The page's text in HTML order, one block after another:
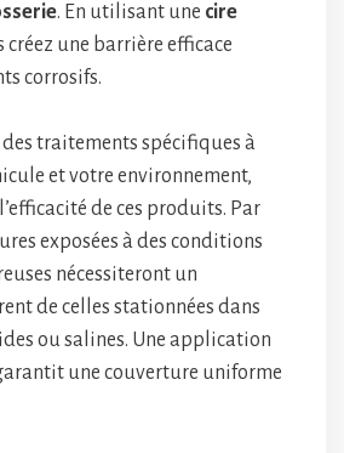
. En utilisant une cire
créez une barrière efficace
corrosifs.
des traitements spécifiques à
et votre environnement,
de ces produits. Par
exposées à des conditions
nécessiteront un
de celles stationnées dans
ou salines. Une application
une couverture uniforme